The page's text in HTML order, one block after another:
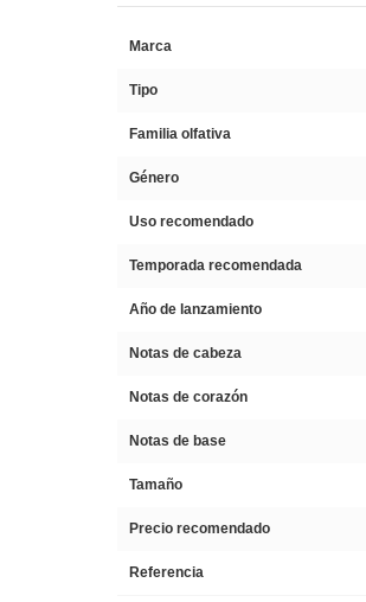
Marca
Tipo
Familia olfativa
Género
Uso recomendado
Temporada recomendada
Año de lanzamiento
Notas de cabeza
Notas de corazón
Notas de base
Tamaño
Precio recomendado
Referencia